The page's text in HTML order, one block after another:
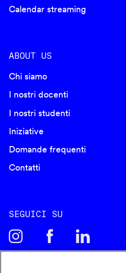
Calendar streaming
ABOUT US
Chi siamo
I nostri docenti
I nostri studenti
Iniziative
Domande frequenti
Contatti
SEGUICI SU